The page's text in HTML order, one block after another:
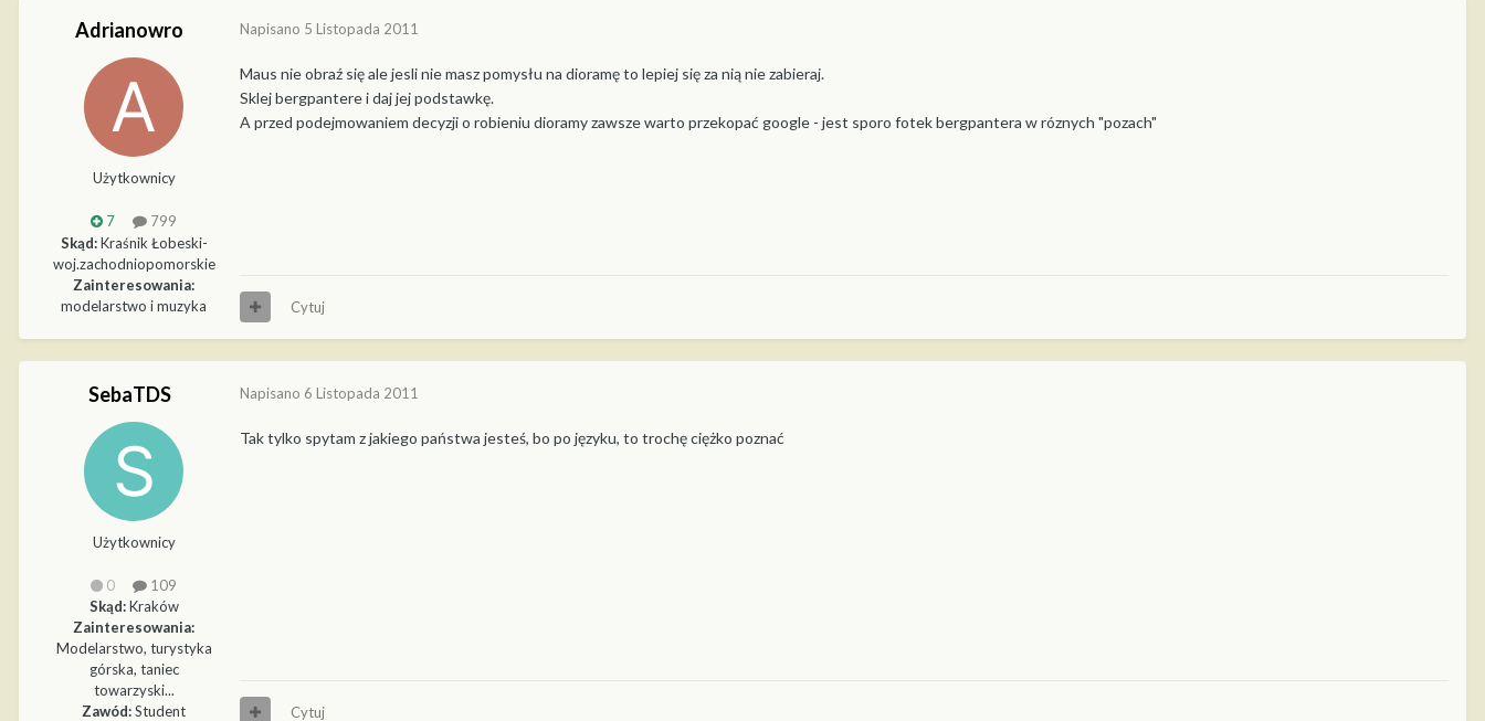
Adrianowro
Użytkownicy
7
799
Skąd:Kraśnik Łobeski-
woj.zachodniopomorskie
Zainteresowania:
modelarstwo i muzyka
Napisano 5 Listopada 2011
Maus nie obraź się ale jesli nie masz pomysłu na dioramę to lepiej się za nią nie zabieraj.
Sklej bergpantere i daj jej podstawkę.
A przed podejmowaniem decyzji o robieniu dioramy zawsze warto przekopać google - jest sporo fotek bergpantera w róznych "pozach"
Cytuj
SebaTDS
Użytkownicy
0
109
Skąd:Kraków
Zainteresowania:
Modelarstwo, turystyka
górska, taniec
towarzyski...
Zawód:Student
Napisano 6 Listopada 2011
Tak tylko spytam z jakiego państwa jesteś, bo po języku, to trochę ciężko poznać
Cytuj